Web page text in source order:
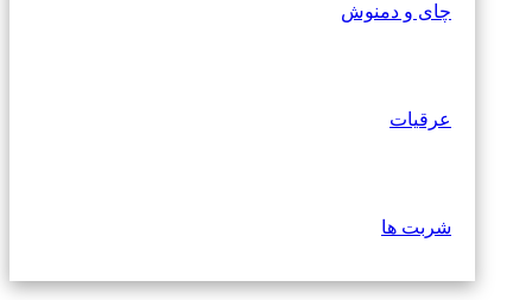
چای و دمنوش
عرقیات
شربت ها